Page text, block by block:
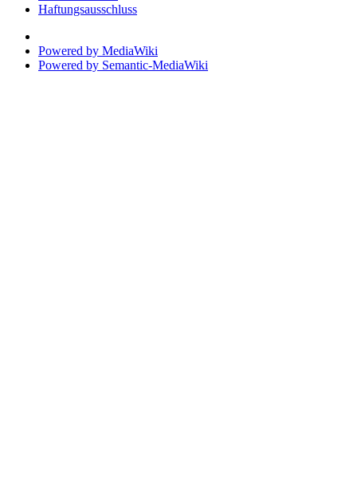
Haftungsausschluss
Powered by MediaWiki
Powered by Semantic-MediaWiki